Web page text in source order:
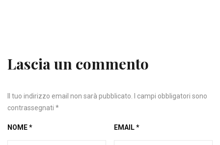
Lascia un commento
Il tuo indirizzo email non sarà pubblicato.
I campi obbligatori sono
contrassegnati *
NOME* EMAIL*